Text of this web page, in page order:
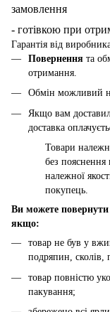
замовлення
- готівкою при
Гарантія від
Повернення та
отримання.
Обмін можливий
Якщо вам
доставка
Товари
без пояснення
належної
покупець.
Ви можете повернути
якщо:
товар не був у
подряпин, сколів,
товар повністю
пакування;